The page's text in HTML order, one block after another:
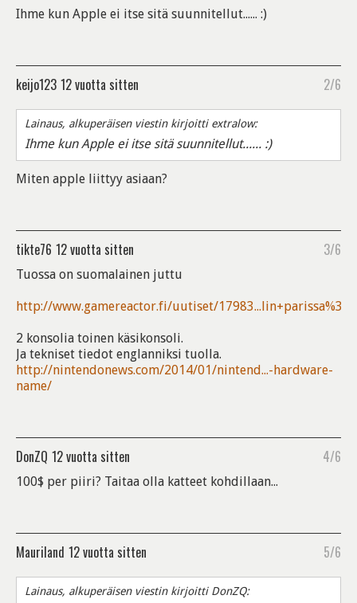
Ihme kun Apple ei itse sitä suunnitellut...... :)
keijo123 12 vuotta sitten 2/6
Lainaus, alkuperäisen viestin kirjoitti extralow:
Ihme kun Apple ei itse sitä suunnitellut...... :)
Miten apple liittyy asiaan?
tikte76 12 vuotta sitten 3/6
Tuossa on suomalainen juttu
http://www.gamereactor.fi/uutiset/17983...lin+parissa%3F/
2 konsolia toinen käsikonsoli.
Ja tekniset tiedot englanniksi tuolla.
http://nintendonews.com/2014/01/nintend...-hardware-
name/
DonZQ 12 vuotta sitten 4/6
100$ per piiri? Taitaa olla katteet kohdillaan...
Mauriland 12 vuotta sitten 5/6
Lainaus, alkuperäisen viestin kirjoitti DonZQ: